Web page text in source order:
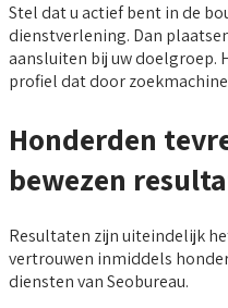
Stel dat u actief bent in de
dienstverlening. Dan
aansluiten bij uw doelgroep.
profiel dat door
Honderden
bewezen
Resultaten zijn uiteindelijk
vertrouwen inmiddels
diensten van Seobureau.